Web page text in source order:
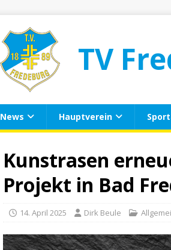
TV
News Hauptverein
Kunstrasen
Projekt in Bad
14. April 2025 Dirk Beule